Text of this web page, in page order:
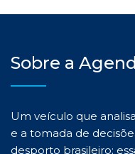
Sobre a
Um veículo que
e a tomada de
desporto brasileiro: